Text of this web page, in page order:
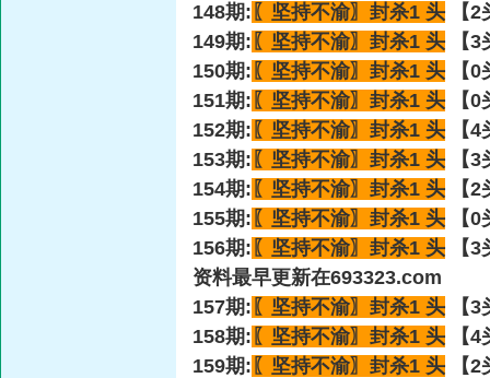
148期: 〖坚持不渝〗 封杀1 头 【2
149期: 〖坚持不渝〗 封杀1 头 【3
150期: 〖坚持不渝〗 封杀1 头 【0
151期: 〖坚持不渝〗 封杀1 头 【0
152期: 〖坚持不渝〗 封杀1 头 【4
153期: 〖坚持不渝〗 封杀1 头 【3
154期: 〖坚持不渝〗 封杀1 头 【2
155期: 〖坚持不渝〗 封杀1 头 【0
156期: 〖坚持不渝〗 封杀1 头 【3
资料最早更新在693323.com
157期: 〖坚持不渝〗 封杀1 头 【3
158期: 〖坚持不渝〗 封杀1 头 【4
159期: 〖坚持不渝〗 封杀1 头 【2